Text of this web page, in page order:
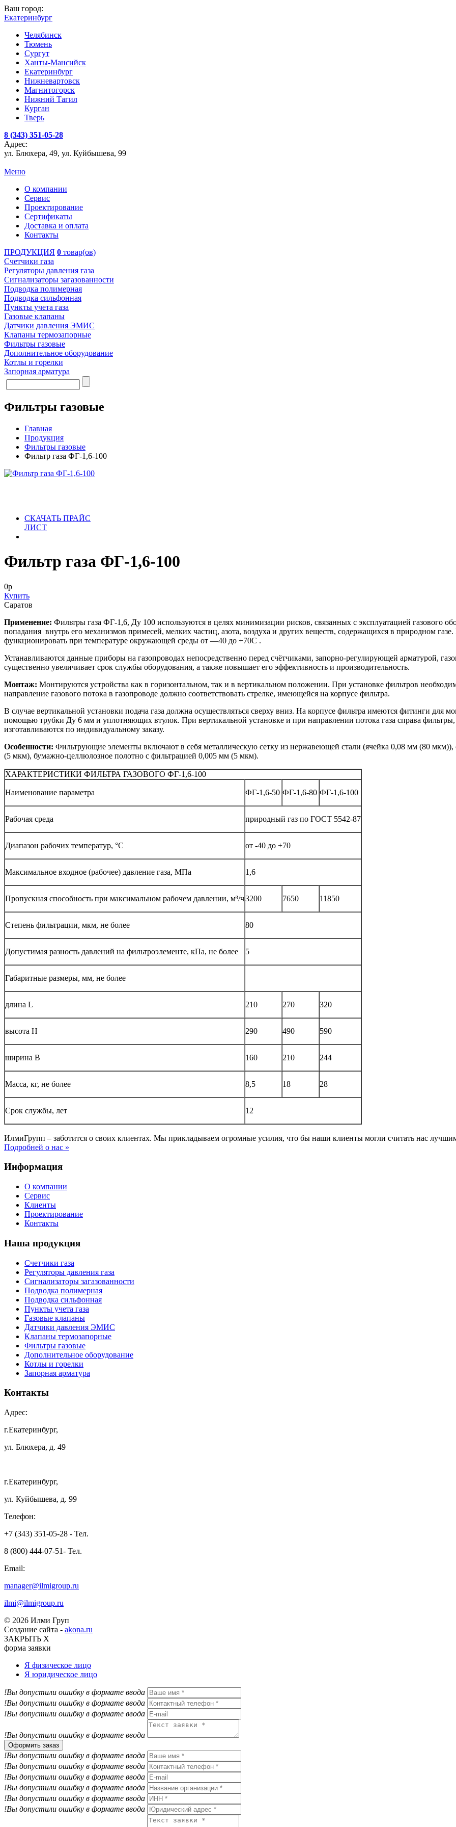
Ваш город:
Екатеринбург
Челябинск
Тюмень
Сургут
Ханты-Мансийск
Екатеринбург
Нижневартовск
Магнитогорск
Нижний Тагил
Курган
Тверь
8 (343) 351-05-28
Адрес:
ул. Блюхера, 49, ул. Куйбышева, 99
Меню
О компании
Сервис
Проектирование
Сертификаты
Доставка и оплата
Контакты
ПРОДУКЦИЯ 0 товар(ов)
Счетчики газа
Регуляторы давления газа
Сигнализаторы загазованности
Подводка полимерная
Подводка сильфонная
Пункты учета газа
Газовые клапаны
Датчики давления ЭМИС
Клапаны термозапорные
Фильтры газовые
Дополнительное оборудование
Котлы и горелки
Запорная арматура
Фильтры газовые
Главная
Продукция
Фильтры газовые
Фильтр газа ФГ-1,6-100
СКАЧАТЬ ПРАЙС
ЛИСТ
Фильтр газа ФГ-1,6-100
0р
Купить
Саратов
Применение: Фильтры газа ФГ-1,6, Ду 100 используются в целях минимизации рисков, связанных с эксплуатацией газового
попадания внутрь его механизмов примесей, мелких частиц, азота, воздуха и других веществ, содержащихся в природном
функционировать при температуре окружающей среды от —40 до +70С .
Устанавливаются данные приборы на газопроводах непосредственно перед счётчиками, запорно-регулирующей арматурой,
существенно увеличивает срок службы оборудования, а также повышает его эффективность и производительность.
Монтаж: Монтируются устройства как в горизонтальном, так и в вертикальном положении. При установке фильтров
направление газового потока в газопроводе должно соответствовать стрелке, имеющейся на корпусе фильтра.
В случае вертикальной установки подача газа должна осуществляться сверху вниз. На корпусе фильтра имеются фитинги для
помощью трубки Ду 6 мм и уплотняющих втулок. При вертикальной установке и при направлении потока газа справа
изготавливаются по индивидуальному заказу.
Особенности: Фильтрующие элементы включают в себя металлическую сетку из нержавеющей стали (ячейка 0,08 мм (80 мкм)),
(5 мкм), бумажно-целлюлозное полотно с фильтрацией 0,005 мм (5 мкм).
ХАРАКТЕРИСТИКИ ФИЛЬТРА ГАЗОВОГО ФГ-1,6-100
Наименование параметра ФГ-1,6-50 ФГ-1,6-80 ФГ-1,6-100
Рабочая среда природный газ по ГОСТ 5542-87
Диапазон рабочих температур, °С от -40 до +70
Максимальное входное (рабочее) давление газа, МПа 1,6
Пропускная способность при максимальном рабочем давлении, м³/ч3200 7650 11850
Степень фильтрации, мкм, не более 80
Допустимая разность давлений на фильтроэлементе, кПа, не более 5
Габаритные размеры, мм, не более
длина L 210 270 320
высота Н 290 490 590
ширина В 160 210 244
Масса, кг, не более 8,5 18 28
Срок службы, лет 12
ИлмиГрупп – заботится о своих клиентах. Мы прикладываем огромные усилия, что бы наши клиенты могли считать нас
Подробней о нас »
Информация
О компании
Сервис
Клиенты
Проектирование
Контакты
Наша продукция
Счетчики газа
Регуляторы давления газа
Сигнализаторы загазованности
Подводка полимерная
Подводка сильфонная
Пункты учета газа
Газовые клапаны
Датчики давления ЭМИС
Клапаны термозапорные
Фильтры газовые
Дополнительное оборудование
Котлы и горелки
Запорная арматура
Контакты
Адрес:
г.Екатеринбург,
ул. Блюхера, д. 49
г.Екатеринбург,
ул. Куйбышева, д. 99
Телефон:
+7 (343) 351-05-28 - Тел.
8 (800) 444-07-51- Тел.
Email:
manager@ilmigroup.ru
ilmi@ilmigroup.ru
© 2026 Илми Груп
Создание сайта - akona.ru
ЗАКРЫТЬ Х
форма заявки
Я физическое лицо
Я юридическое лицо
!Вы допустили ошибку в формате ввода
!Вы допустили ошибку в формате ввода
!Вы допустили ошибку в формате ввода
!Вы допустили ошибку в формате ввода
Оформить заказ
!Вы допустили ошибку в формате ввода
!Вы допустили ошибку в формате ввода
!Вы допустили ошибку в формате ввода
!Вы допустили ошибку в формате ввода
!Вы допустили ошибку в формате ввода
!Вы допустили ошибку в формате ввода